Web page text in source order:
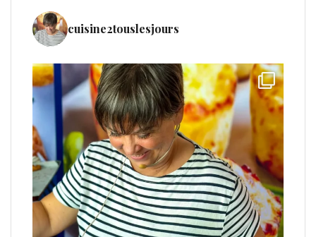
cuisine2touslesjours